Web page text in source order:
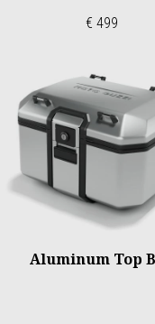
€ 499
Aluminum Top